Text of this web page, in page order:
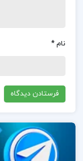
است.همچنین،
این زمینه به‌خوبی
در مورد نویسنده
مدرسان شریف:
نام *